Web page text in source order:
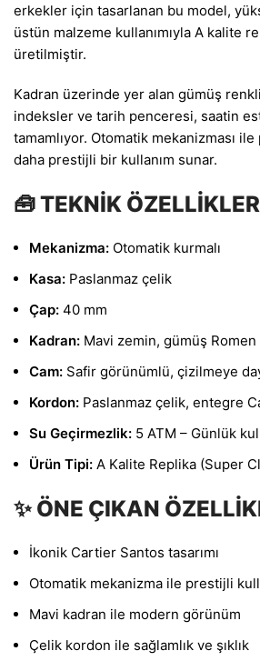
erkekler için tasarlanan bu model,
üstün malzeme kullanımıyla A kalite
üretilmiştir.
Kadran üzerinde yer alan gümüş
indeksler ve tarih penceresi, saatin
tamamlıyor. Otomatik mekanizması
daha prestijli bir kullanım sunar.
🧰 TEKNİK ÖZELLİKLER
Mekanizma: Otomatik kurmalı
Kasa: Paslanmaz çelik
Çap: 40 mm
Kadran: Mavi zemin, gümüş
Cam: Safir görünümlü, çizilmeye
Kordon: Paslanmaz çelik, entegre
Su Geçirmezlik: 5 ATM – Günlük
Ürün Tipi: A Kalite Replika (Super
✨ ÖNE ÇIKAN
İkonik Cartier Santos tasarımı
Otomatik mekanizma ile prestijli
Mavi kadran ile modern görünüm
Çelik kordon ile sağlamlık ve şıklık